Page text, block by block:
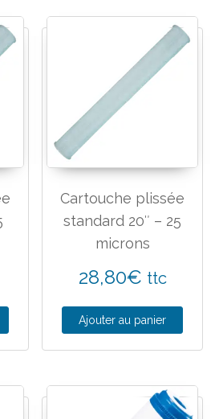
Cartouche plissée
standard 20″ – 25
microns
28,80€ ttc
Ajouter au panier